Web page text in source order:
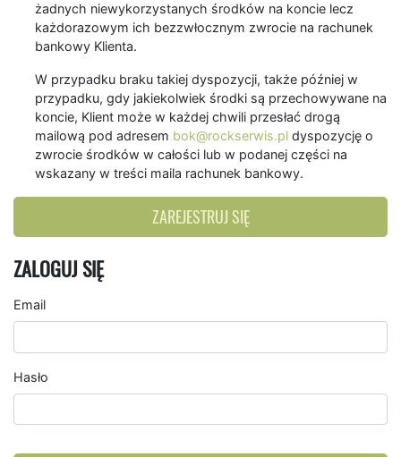
żadnych niewykorzystanych środków na koncie lecz
każdorazowym ich bezzwłocznym zwrocie na rachunek
bankowy Klienta.
W przypadku braku takiej dyspozycji, także później w
przypadku, gdy jakiekolwiek środki są przechowywane na
koncie, Klient może w każdej chwili przesłać drogą
mailową pod adresem bok@rockserwis.pl dyspozycję o
zwrocie środków w całości lub w podanej części na
wskazany w treści maila rachunek bankowy.
ZAREJESTRUJ SIĘ
ZALOGUJ SIĘ
Email
Hasło